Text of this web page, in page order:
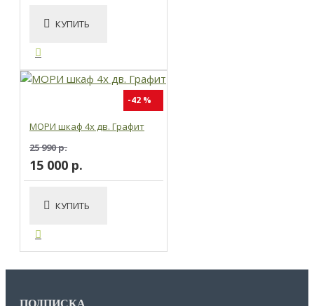
КУПИТЬ
-42 %
МОРИ шкаф 4х дв. Графит
25 990 р.
15 000 р.
КУПИТЬ